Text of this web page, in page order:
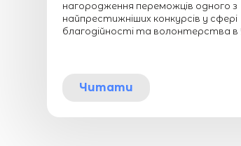
нагородження переможців одного з
найпрестижніших конкурсів у сфері
благодійності та волонтерства в
Читати